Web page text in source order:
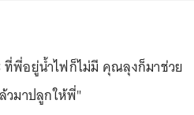
ที่พี่อยู่น้ำไฟก็ไม่มี คุณลุงก็มาช่วย
วมาปลูกให้พี่"